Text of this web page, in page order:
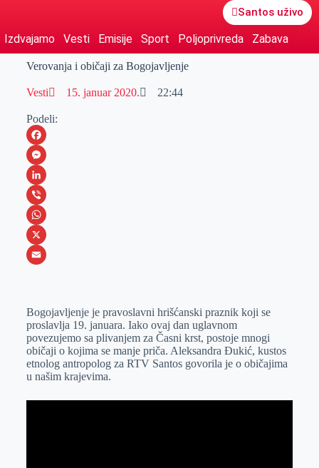
Santos uživo
Izdvajamo Vesti Emisije Sport Poljoprivreda Zabava
Verovanja i običaji za Bogojavljenje
Vesti 15. januar 2020. 22:44
Podeli:
F
a
c
e
b
o
M
e
s
s
e
e
r
L
i
n
k
I
n
V
i
b
W
h
s
A
p
p
X
a
i
l
Bogojavljenje je pravoslavni hrišćanski praznik koji se
proslavlja 19. januara. Iako ovaj dan uglavnom
povezujemo sa plivanjem za Časni krst, postoje mnogi
običaji o kojima se manje priča. Aleksandra Đukić, kustos
etnolog antropolog za RTV Santos govorila je o običajima
u našim krajevima.